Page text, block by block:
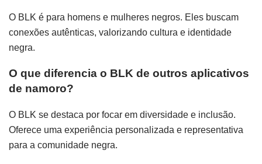
O BLK é para homens e mulheres negros. Eles buscam
conexões autênticas, valorizando cultura e identidade
negra.
O que diferencia o BLK de outros aplicativos
de namoro?
O BLK se destaca por focar em diversidade e inclusão.
Oferece uma experiência personalizada e representativa
para a comunidade negra.